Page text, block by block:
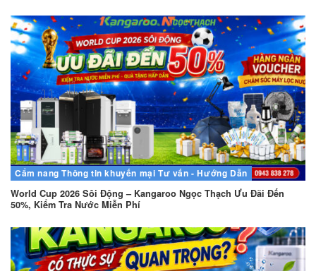
Cẩm nang Thông tin khuyến mại Tư vấn - Hướng Dẫn
World Cup 2026 Sôi Động – Kangaroo Ngọc Thạch Ưu Đãi Đến
50%, Kiểm Tra Nước Miễn Phí